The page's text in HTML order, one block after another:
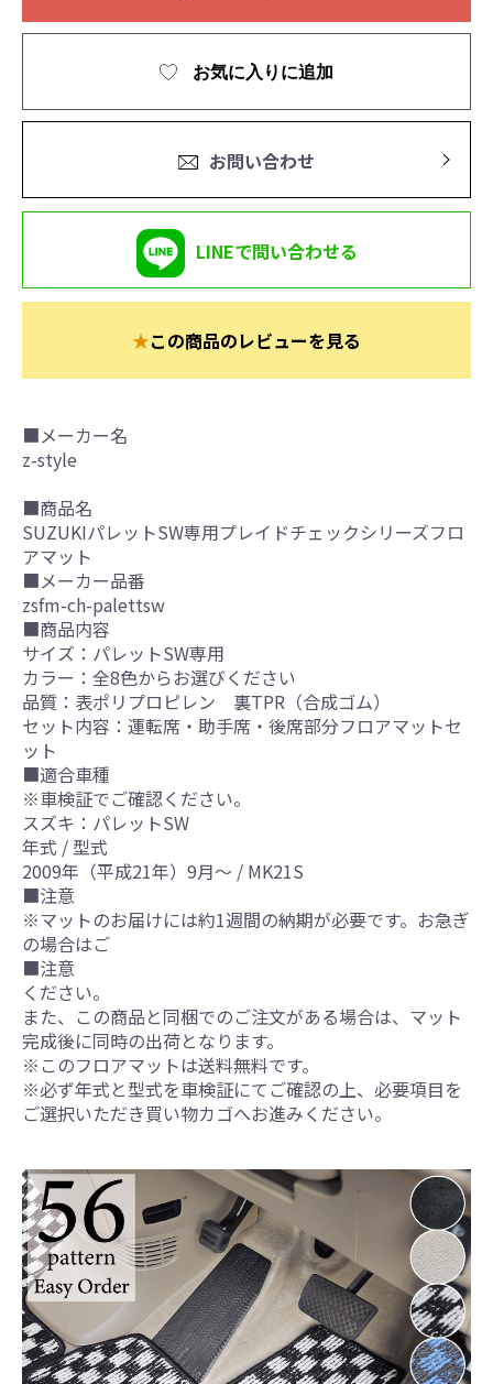
お気に入りに追加
お問い合わせ
LINEで問い合わせる
★この商品のレビューを見る
■メーカー名
z-style
■商品名
SUZUKIパレットSW専用プレイドチェックシリーズフロ
アマット
■メーカー品番
zsfm-ch-palettsw
■商品内容
サイズ：パレットSW専用
カラー：全8色からお選びください
品質：表ポリプロピレン 裏TPR（合成ゴム）
セット内容：運転席・助手席・後席部分フロアマットセ
ット
■適合車種
※車検証でご確認ください。
スズキ：パレットSW
年式 / 型式
2009年（平成21年）9月～ / MK21S
■注意
※マットのお届けには約1週間の納期が必要です。お急ぎ
の場合はご
■注意
ください。
また、この商品と同梱でのご注文がある場合は、マット
完成後に同時の出荷となります。
※このフロアマットは送料無料です。
※必ず年式と型式を車検証にてご確認の上、必要項目を
ご選択いただき買い物カゴへお進みください。